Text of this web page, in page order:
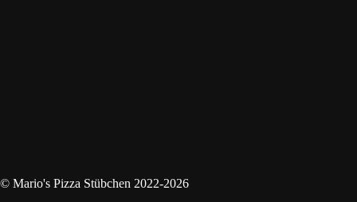
© Mario's Pizza Stübchen 2022-2026